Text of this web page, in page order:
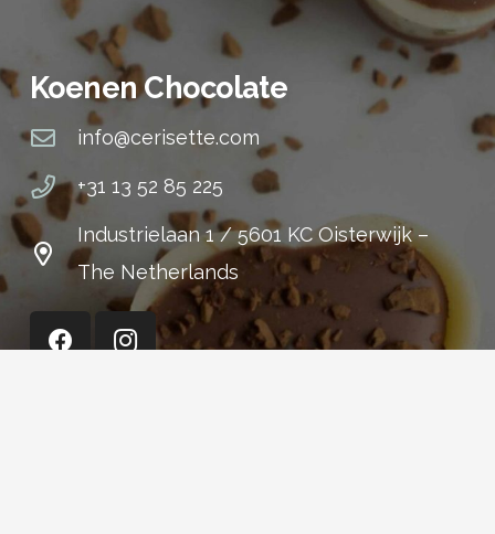
Koenen Chocolate
info@cerisette.com
+31 13 52 85 225
Industrielaan 1 / 5601 KC Oisterwijk –
The Netherlands